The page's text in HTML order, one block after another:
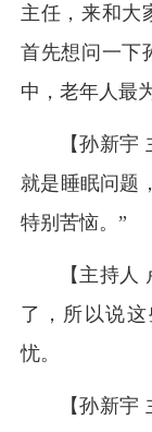
主任，来和大
首先想问一下
中，老年人最
【孙新
就是睡眠问题
特别苦恼。”
【主持
了，所以说
忧。
【孙新